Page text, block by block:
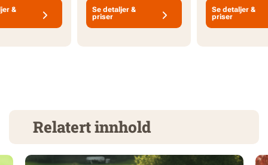
&
Se detaljer &
priser
Se detaljer &
priser
Relatert innhold